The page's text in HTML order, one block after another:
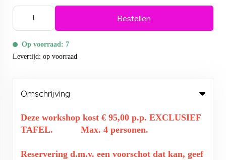
Bestellen
Op voorraad: 7
Levertijd: op voorraad
Omschrijving
Deze workshop kost € 95,00 p.p. EXCLUSIEF
TAFEL. Max. 4 personen.
Reservering d.m.v. een voorschot dat kan, geef